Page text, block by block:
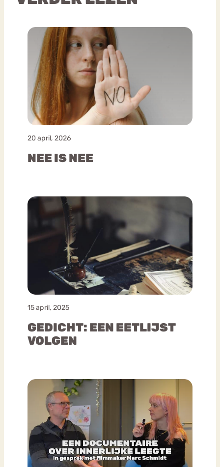
20 april, 2026
NEE IS NEE
15 april, 2025
GEDICHT: EEN EETLIJST
VOLGEN